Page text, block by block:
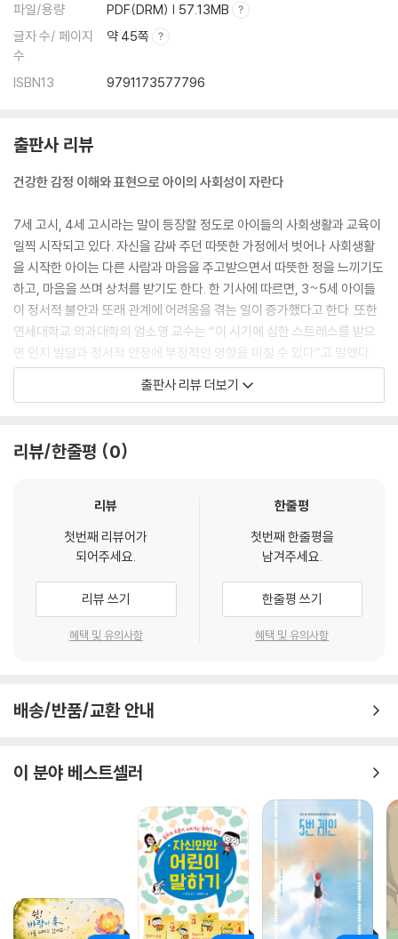
파일/용량
PDF(DRM) | 57.13MB
글자 수/ 페이지
수
약 45쪽
ISBN13 9791173577796
출판사 리뷰
건강한 감정 이해와 표현으로 아이의 사회성이 자란다
7세 고시, 4세 고시라는 말이 등장할 정도로 아이들의 사회생활과 교육이
일찍 시작되고 있다. 자신을 감싸 주던 따뜻한 가정에서 벗어나 사회생활
을 시작한 아이는 다른 사람과 마음을 주고받으면서 따뜻한 정을 느끼기도
하고, 마음을 쓰며 상처를 받기도 한다. 한 기사에 따르면, 3~5세 아이들
이 정서적 불안과 또래 관계에 어려움을 겪는 일이 증가했다고 한다. 또한
연세대학교 의과대학의 엄소영 교수는 “이 시기에 심한 스트레스를 받으
면 인지 발달과 정서적 안정에 부정적인 영향을 미칠 수 있다”고 말했다.
사회에 나간 아이들은 다른 사람과 어울리며 하루에도 수많은 일들을 겪는
게 해결하려면 아이가 성장하며 점점 커지는 마음을 스스로의 힘으로 잘
에게 휘둘릴 수도 있고, 자신이 진짜 원하는 것을 깨닫기가 어렵기 때문이
〈A Big Heart 지켜주기 그림책〉 시리즈는 마음의 변화가 찾아왔을 때 자
신의 마음이 무엇인지 알고, 그것을 어떻게 받아들여야 하는지, 어떻게 표
현해야 할지를 배울 수 있다. 그림책을 읽으며 자신의 마음을 표현하는 방
아이가 보다 긍정적이고 단단한 마음으로 성장하는 데 도움이 되길 바란
마음을 건강하게 지켜 주는 〈A Big Heart 지켜주기 그림책〉 시리즈
을파소에서 오랫동안 독자들에게 큰 사랑을 받아 온 〈A BIG HUG 안아주
기 그림책〉에 이어 〈A Big Heart 지켜주기 그림책〉 시리즈가 새롭게 발간
되었다. 새로 발간되는 〈A Big Heart 지켜주기 그림책〉은 서울대학교어린
이병원 소아청소년 정신과의 김붕년 교수가 감수했다.
유아기는 언어를 통해 ‘생각하는 뇌를 만드는 시기’이다. 언어를 사용해 생
출판사 리뷰 더보기
리뷰/한줄평 0
리뷰
첫번째 리뷰어가
되어주세요.
리뷰 쓰기
혜택 및 유의사항
한줄평
첫번째 한줄평을
남겨주세요.
한줄평 쓰기
혜택 및 유의사항
배송/반품/교환 안내
이 분야 베스트셀러